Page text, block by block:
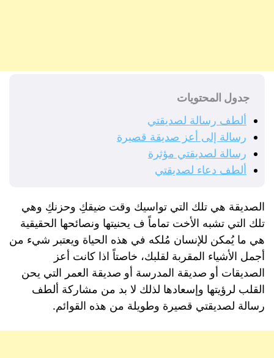
جدول المحتويات
ألطف رسالة لصديقتي
رسالة إلى أعز صديقة قصيرة
رسالة لصديقتي مؤثرة
ألطف دعاء لصديقتي
الصديقة هي تلك التي تواسيك وقت ضيقكِ وحزنكِ وهي
تلك التي تشبه الأخت تماماً ف يحنيتها ونصائحها الحقيقية
هي ما يُمكن للإنسان مُلكه في هذه الحياة ويعتبر شيء من
أجمل الأشياء المقربة لقلبك، خاصتاً اذا كانت أعز
الصديقات أو صديقة المدرسة أو صديقة العمر التي يحن
القلب لرؤيتها وإسعادها لذلك لا بد من مشاركة ألطف
رسالة لصديقتي قصيرة وطويلة من هذه القوائم.